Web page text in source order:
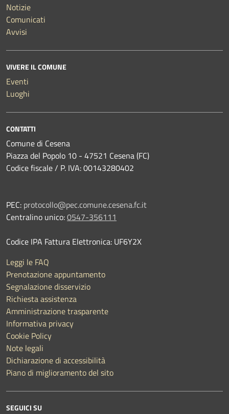
Notizie
Comunicati
Avvisi
VIVERE IL COMUNE
Eventi
Luoghi
CONTATTI
Comune di Cesena
Piazza del Popolo 10 - 47521 Cesena (FC)
Codice fiscale / P. IVA: 00143280402
PEC: protocollo@pec.comune.cesena.fc.it
Centralino unico:0547-356111
Codice IPA Fattura Elettronica: UF6Y2X
Leggi le FAQ
Prenotazione appuntamento
Segnalazione disservizio
Richiesta assistenza
Amministrazione trasparente
Informativa privacy
Cookie Policy
Note legali
Dichiarazione di accessibilità
Piano di miglioramento del sito
SEGUICI SU